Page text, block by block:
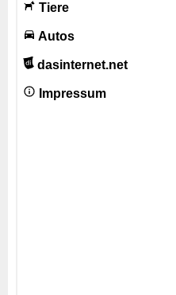
Tiere
Autos
dasinternet.net
Impressum